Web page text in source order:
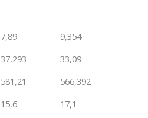
-
-
7,89
9,354
37,293
33,09
581,21
566,392
15,6
17,1